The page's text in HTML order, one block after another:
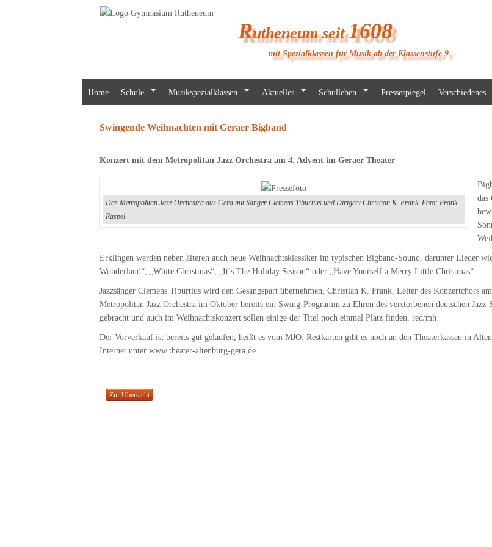
Rutheneum seit1608
mit Spezialklassen für Musik ab der Klassenstufe 9
Home Schule Musikspezialklassen Aktuelles Schulleben Pressespiegel Verschiedenes
Swingende Weihnachten mit Geraer Bigband
Konzert mit dem Metropolitan Jazz Orchestra am 4. Advent im Geraer Theater
Das Metropolitan Jazz Orchestra aus Gera mit Sänger Clemens Tiburtius und Dirigent Christian K. Frank. Foto: Frank
Raspel
das
Erklingen werden neben älteren auch neue Weihnachtsklassiker im typischen Bigband-Sound, darunter Lieder
Wonderland“, „White Christmas“, „It’s The Holiday Season“ oder „Have Yourself a Merry Little Christmas“.
Jazzsänger Clemens Tiburtius wird den Gesangspart übernehmen, Christian K. Frank, Leiter des Konzertchors
Metropolitan Jazz Orchestra im Oktober bereits ein Swing-Programm zu Ehren des verstorbenen deutschen
gebracht und auch im Weihnachtskonzert sollen einige der Titel noch einmal Platz finden. red/mh
Der Vorverkauf ist bereits gut gelaufen, heißt es vom MJO. Restkarten gibt es noch an den Theaterkassen in
Internet unter www.theater-altenburg-gera.de.